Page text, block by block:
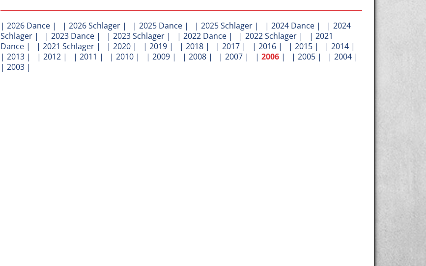
| 2026 Dance | | 2026 Schlager | | 2025 Dance | | 2025 Schlager | | 2024 Dance | | 2024
Schlager | | 2023 Dance | | 2023 Schlager | | 2022 Dance | | 2022 Schlager | | 2021
Dance | | 2021 Schlager | | 2020 | | 2019 | | 2018 | | 2017 | | 2016 | | 2015 | | 2014 |
| 2013 | | 2012 | | 2011 | | 2010 | | 2009 | | 2008 | | 2007 | | 2006 | | 2005 | | 2004 |
| 2003 |